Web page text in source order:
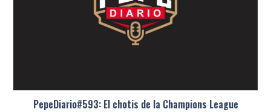
PepeDiario#593: El chotis de la Champions League